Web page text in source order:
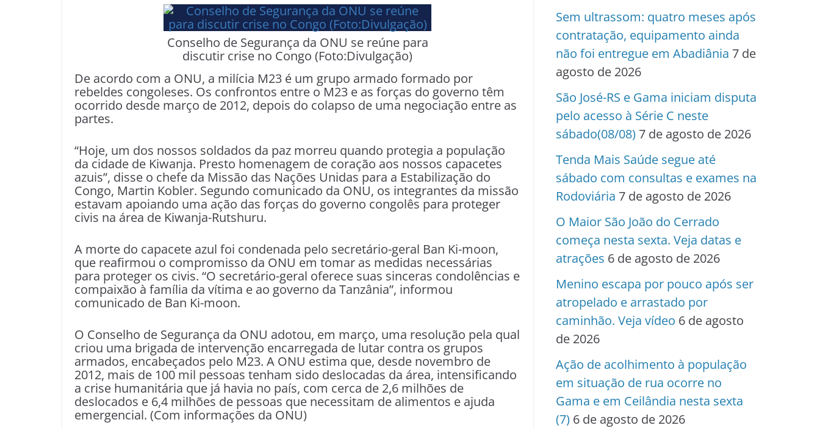
Conselho de Segurança da ONU se reúne para
discutir crise no Congo (Foto:Divulgação)
De acordo com a ONU, a milícia M23 é um grupo armado formado por
rebeldes congoleses. Os confrontos entre o M23 e as forças do governo têm
ocorrido desde março de 2012, depois do colapso de uma negociação entre as
partes.
“Hoje, um dos nossos soldados da paz morreu quando protegia a população
da cidade de Kiwanja. Presto homenagem de coração aos nossos capacetes
azuis”, disse o chefe da Missão das Nações Unidas para a Estabilização do
Congo, Martin Kobler. Segundo comunicado da ONU, os integrantes da missão
estavam apoiando uma ação das forças do governo congolês para proteger
civis na área de Kiwanja-Rutshuru.
A morte do capacete azul foi condenada pelo secretário-geral Ban Ki-moon,
que reafirmou o compromisso da ONU em tomar as medidas necessárias
para proteger os civis. “O secretário-geral oferece suas sinceras condolências e
compaixão à família da vítima e ao governo da Tanzânia”, informou
comunicado de Ban Ki-moon.
O Conselho de Segurança da ONU adotou, em março, uma resolução pela qual
criou uma brigada de intervenção encarregada de lutar contra os grupos
armados, encabeçados pelo M23. A ONU estima que, desde novembro de
2012, mais de 100 mil pessoas tenham sido deslocadas da área, intensificando
a crise humanitária que já havia no país, com cerca de 2,6 milhões de
deslocados e 6,4 milhões de pessoas que necessitam de alimentos e ajuda
emergencial. (Com informações da ONU)
Sem ultrassom: quatro meses após
contratação, equipamento ainda
não foi entregue em Abadiânia 7 de
agosto de 2026
São José-RS e Gama iniciam disputa
pelo acesso à Série C neste
sábado(08/08) 7 de agosto de 2026
Tenda Mais Saúde segue até
sábado com consultas e exames na
Rodoviária 7 de agosto de 2026
O Maior São João do Cerrado
começa nesta sexta. Veja datas e
atrações 6 de agosto de 2026
Menino escapa por pouco após ser
atropelado e arrastado por
caminhão. Veja vídeo 6 de agosto
de 2026
Ação de acolhimento à população
em situação de rua ocorre no
Gama e em Ceilândia nesta sexta
(7) 6 de agosto de 2026